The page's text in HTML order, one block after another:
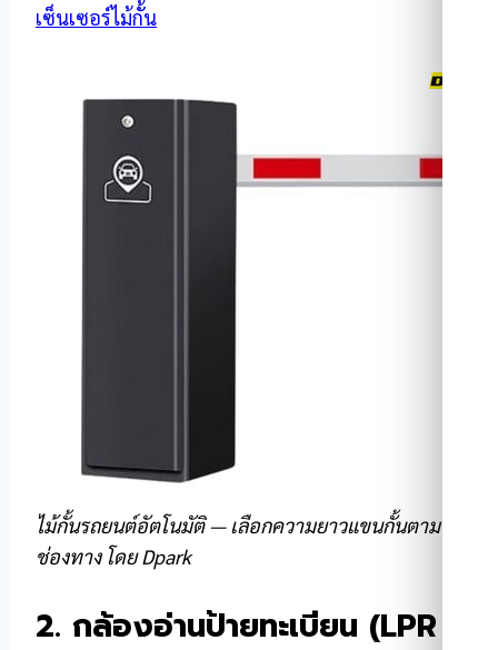
เซ็นเซอร์ไม้กั้น
ไม้กั้นรถยนต์อัตโนมัติ — เลือกความยาวแขนกั้นตาม
ช่องทาง โดย Dpark
2. กล้องอ่านป้ายทะเบียน (LPR